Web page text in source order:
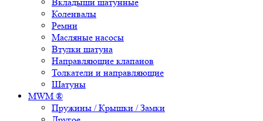
Коленвалы
Ремни
Масляные насосы
Втулки шатуна
Направляющие клапанов
Толкатели и направляющие
Шатуны
MWM ®
Пружины / Крышки / Замки